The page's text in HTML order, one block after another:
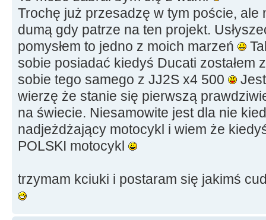
Trochę już przesadzę w tym poście, ale
dumą gdy patrze na ten projekt.
pomysłem to jedno z moich marzeń
sobie posiadać kiedyś Ducati zostałem
sobie tego samego z JJ2S x4 500
wierzę że stanie się pierwszą
na świecie. Niesamowite jest dla nie
nadjeżdżający motocykl i wiem że
POLSKI motocykl
trzymam kciuki i postaram się jakimś